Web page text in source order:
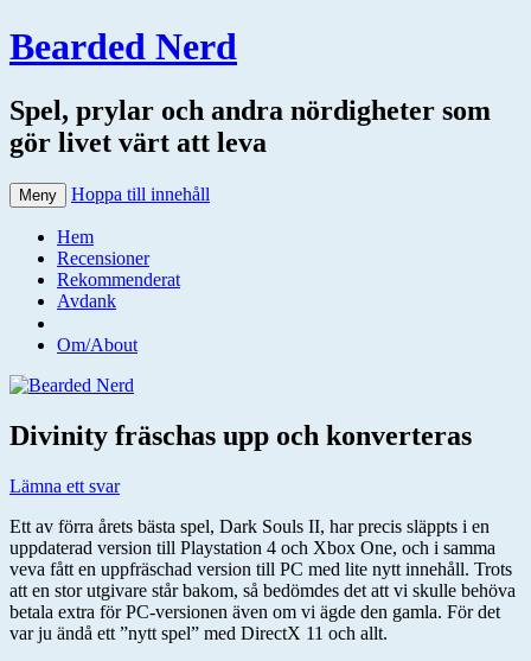
Bearded Nerd
Spel, prylar och andra nördigheter som
gör livet värt att leva
Meny Hoppa till innehåll
Hem
Recensioner
Rekommenderat
Avdank
Om/About
Divinity fräschas upp och konverteras
Lämna ett svar
Ett av förra årets bästa spel, Dark Souls II, har precis släppts i en
uppdaterad version till Playstation 4 och Xbox One, och i samma
veva fått en uppfräschad version till PC med lite nytt innehåll. Trots
att en stor utgivare står bakom, så bedömdes det att vi skulle behöva
betala extra för PC-versionen även om vi ägde den gamla. För det
var ju ändå ett ”nytt spel” med DirectX 11 och allt.